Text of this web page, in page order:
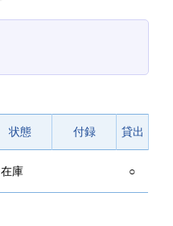
状態 付録 貸出
在庫 ○